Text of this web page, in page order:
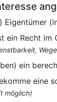
Eigentümer
ein Recht im
ein
eine
möglich)